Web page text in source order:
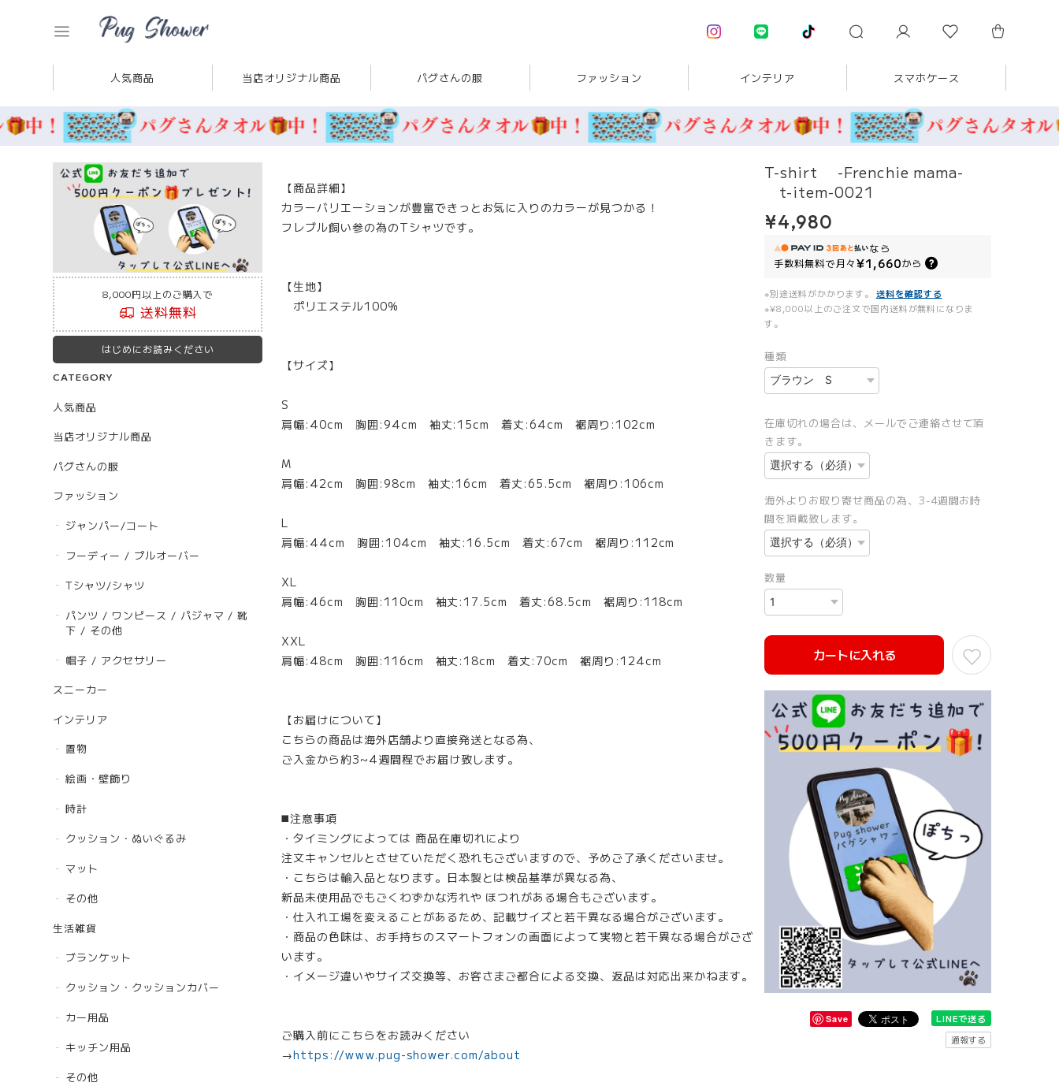
人気商品 当店オリジナル商品 パグさんの服 ファッション インテリア スマホケース
8,000円以上のご購入で
送料無料
はじめにお読みください
CATEGORY
人気商品
当店オリジナル商品
パグさんの服
ファッション
ジャンパー/コート
フーディー / プルオーバー
Tシャツ/シャツ
パンツ / ワンピース / パジャマ / 靴
下 / その他
帽子 / アクセサリー
スニーカー
インテリア
置物
絵画・壁飾り
時計
クッション・ぬいぐるみ
マット
その他
生活雑貨
ブランケット
クッション・クッションカバー
カー用品
キッチン用品
その他
【商品詳細】
カラーバリエーションが豊富できっとお気に入りのカラーが見つかる！
フレブル飼い参の為のTシャツです。
【生地】
ポリエステル100%
【サイズ】
S
肩幅:40cm 胸囲:94cm 袖丈:15cm 着丈:64cm 裾周り:102cm
M
肩幅:42cm 胸囲:98cm 袖丈:16cm 着丈:65.5cm 裾周り:106cm
L
肩幅:44cm 胸囲:104cm 袖丈:16.5cm 着丈:67cm 裾周り:112cm
XL
肩幅:46cm 胸囲:110cm 袖丈:17.5cm 着丈:68.5cm 裾周り:118cm
XXL
肩幅:48cm 胸囲:116cm 袖丈:18cm 着丈:70cm 裾周り:124cm
【お届けについて】
こちらの商品は海外店舗より直接発送となる為、
ご入金から約3~4週間程でお届け致します。
◼️注意事項
・タイミングによっては 商品在庫切れにより
注文キャンセルとさせていただく恐れもございますので、予めご了承くださいませ。
・こちらは輸入品となります。日本製とは検品基準が異なる為、
新品未使用品でもごくわずかな汚れや ほつれがある場合もございます。
・仕入れ工場を変えることがあるため、記載サイズと若干異なる場合がございます。
・商品の色味は、お手持ちのスマートフォンの画面によって実物と若干異なる場合がござ
います。
・イメージ違いやサイズ交換等、お客さまご都合による交換、返品は対応出来かねます。
ご購入前にこちらをお読みください
→https://www.pug-shower.com/about
T-shirt -Frenchie mama-
t-item-0021
¥4,980
なら
手数料無料で月々¥1,660から
※別途送料がかかります。
送料を確認する
※¥8,000以上のご注文で国内送料が無料になりま
す。
種類
在庫切れの場合は、メールでご連絡させて頂
きます。
海外よりお取り寄せ商品の為、3-4週間お時
間を頂戴致します。
数量
カートに入れる
Save
LINEで送る
通報する